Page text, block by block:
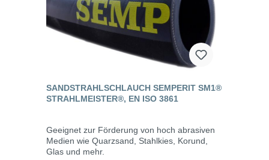
SANDSTRAHLSCHLAUCH SEMPERIT SM1®
STRAHLMEISTER®, EN ISO 3861
Geeignet zur Förderung von hoch abrasiven
Medien wie Quarzsand, Stahlkies, Korund,
Glas und mehr.